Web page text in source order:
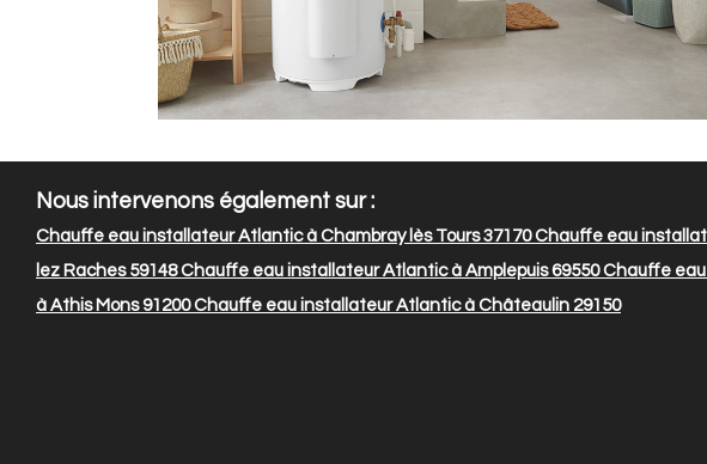
Nous intervenons également sur :
Chauffe eau installateur Atlantic à Chambray lès Tours 37170Chauffe eau
lez Raches 59148Chauffe eau installateur Atlantic à Amplepuis 69550Chauffe
à Athis Mons 91200Chauffe eau installateur Atlantic à Châteaulin 29150